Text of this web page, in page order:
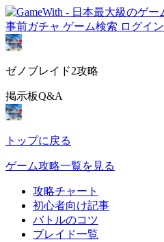
事前ガチャ ゲーム検索 ログイン
ゼノブレイド2攻略
掲示板Q&A
トップに戻る
ゲーム攻略一覧を見る
攻略チャート
初心者向け記事
バトルのコツ
ブレイド一覧